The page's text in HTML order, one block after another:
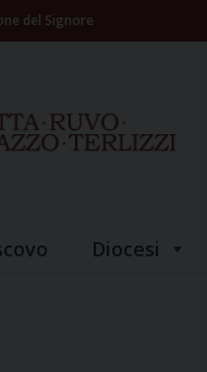
del Signore
Diocesi